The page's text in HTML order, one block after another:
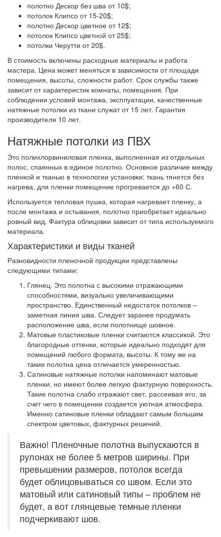
полотно Дескор без шва от 10$;
потолок Клипсо от 15-20$;
полотно Дескор цветное от 12$;
потолок Клипсо цветной от 25$;
потолки Черутти от 20$.
В стоимость включены расходные материалы и работа
мастера. Цена может меняться в зависимости от площади
помещения, высоты, сложности работ. Срок службы также
зависит от характеристик комнаты, помещения. При
соблюдении условий монтажа, эксплуатации, качественные
натяжные потолки из ткани служат от 15 лет. Гарантия
производителя 10 лет.
Натяжные потолки из ПВХ
Это полихлорвиниловая пленка, выполненная из отдельных
полос, спаянных в единое полотно. Основное различие между
пленкой и тканью в технологии установки: ткань тянется без
нагрева, для пленки помещение прогревается до +60 С.
Используется тепловая пушка, которая нагревает пленку, а
после монтажа и остывания, полотно приобретает идеально
ровный вид. Фактура облицовки зависит от типа используемого
материала.
Характеристики и виды тканей
Разновидности пленочной продукции представлены
следующими типами:
Глянец. Это полотна с высокими отражающими
способностями, визуально увеличивающими
пространство. Единственный недостаток потолков –
заметная линия шва. Следует заранее продумать
расположение шва, если полотнище шовное.
Матовые пластиковые пленки считаются классикой. Это
благородные оттенки, которые идеально подходят для
помещений любого формата, высоты. К тому же на
такие полотна цена отличается умеренностью.
Сатиновые натяжные потолки напоминают матовые
пленки, но имеют более легкую фактурную поверхность.
Такие полотна слабо отражают свет, рассеивая его, за
счет чего в помещении создается уютная атмосфера.
Именно сатиновые пленки обладают самым большим
спектром цветовых, фактурных решений.
Важно! Пленочные полотна выпускаются в
рулонах не более 5 метров ширины. При
превышении размеров, потолок всегда
будет облицовываться со швом. Если это
матовый или сатиновый типы – проблем не
будет, а вот глянцевые темные пленки
подчеркивают шов.